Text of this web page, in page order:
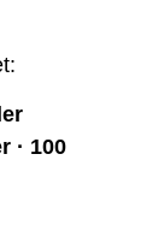
· 100